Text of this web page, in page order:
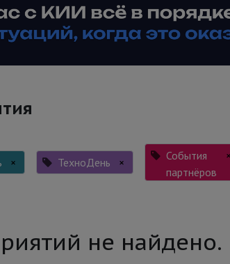
× ТехноДень ×
События
партнёров
×
не найдено.